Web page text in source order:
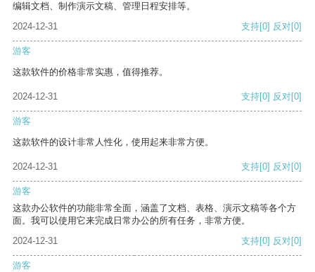
编辑文档、制作演示文稿、管理日程安排等。
2024-12-31
支持[0] 反对[0]
游客
这款软件的价格非常实惠，值得推荐。
2024-12-31 支持[0] 反对[0]
游客
这款软件的设计非常人性化，使用起来非常方便。
2024-12-31 支持[0] 反对[0]
游客
这款办公软件的功能非常全面，涵盖了文档、表格、演示文稿等各个方
面。我可以使用它来完成日常办公的所有任务，非常方便。
2024-12-31
支持[0] 反对[0]
游客